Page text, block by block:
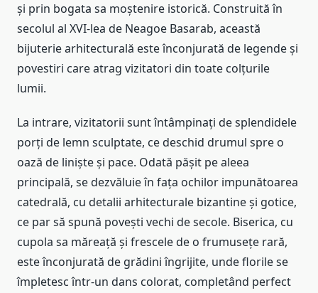
și prin bogata sa moștenire istorică. Construită în
secolul al XVI-lea de Neagoe Basarab, această
bijuterie arhitecturală este înconjurată de legende și
povestiri care atrag vizitatori din toate colțurile
lumii.
La intrare, vizitatorii sunt întâmpinați de splendidele
porți de lemn sculptate, ce deschid drumul spre o
oază de liniște și pace. Odată pășit pe aleea
principală, se dezvăluie în fața ochilor impunătoarea
catedrală, cu detalii arhitecturale bizantine și gotice,
ce par să spună povești vechi de secole. Biserica, cu
cupola sa măreață și frescele de o frumusețe rară,
este înconjurată de grădini îngrijite, unde florile se
împletesc într-un dans colorat, completând perfect